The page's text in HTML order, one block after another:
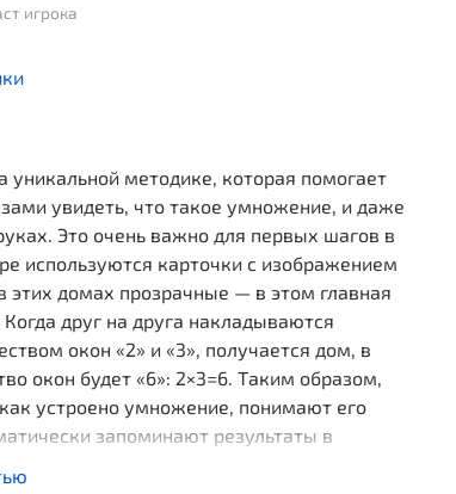
игрока
уникальной методике, которая помогает
увидеть, что такое умножение, и даже
Это очень важно для первых шагов в
используются карточки с изображением
этих домах прозрачные — в этом главная
друг на друга накладываются
окон «2» и «3», получается дом, в
окон будет «6»: 2×3=6. Таким образом,
устроено умножение, понимают его
запоминают результаты в